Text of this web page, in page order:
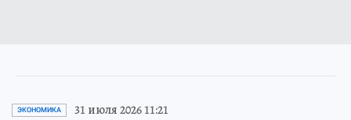
ЭКОНОМИКА 31 июля 2026 11:21